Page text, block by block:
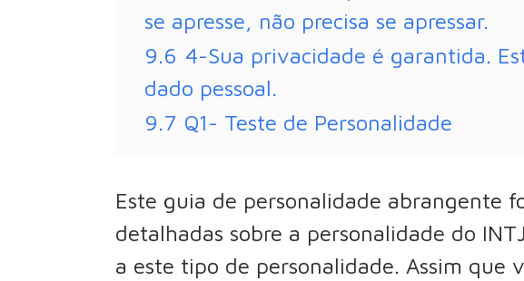
se apresse, não precisa se apressar.
9.6 4-Sua privacidade é garantida.
dado pessoal.
9.7 Q1- Teste de Personalidade
Este guia de personalidade abrangente
detalhadas sobre a personalidade do INTJ
a este tipo de personalidade. Assim que